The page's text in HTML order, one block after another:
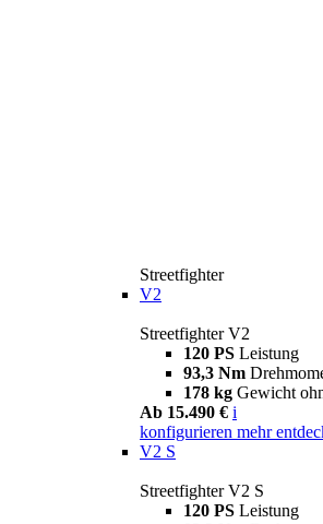
Streetfighter
V2
Streetfighter V2
120 PS Leistung
93,3 Nm
178 kg Gewicht
Ab 15.490 € i
konfigurieren mehr
V2 S
Streetfighter V2 S
120 PS Leistung